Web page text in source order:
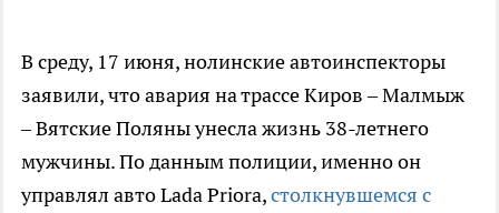
В среду, 17 июня, нолинские автоинспекторы
заявили, что авария на трассе Киров – Малмыж
– Вятские Поляны унесла жизнь 38-летнего
мужчины. По данным полиции, именно он
управлял авто Lada Priora,столкнувшемся с